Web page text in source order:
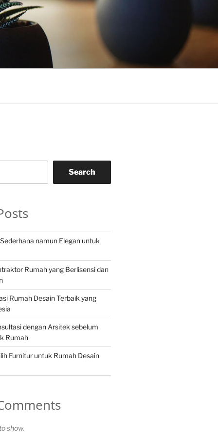
Search
namun Elegan untuk
Rumah yang Berlisensi dan
Rumah Desain Terbaik yang
dengan Arsitek sebelum
Rumah
Furnitur untuk Rumah Desain
show.